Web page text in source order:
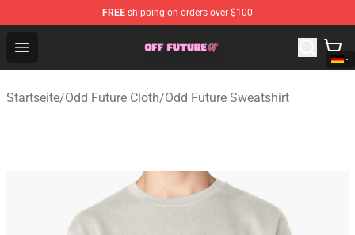
FREE shipping on orders over $100
Open menu
Odd Future Store - Official Odd Future Merchandise Shop
Startseite/Odd Future Cloth/Odd Future Sweatshirt